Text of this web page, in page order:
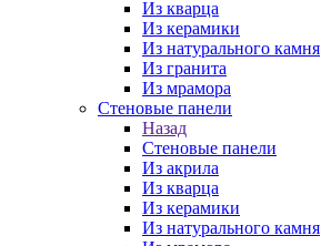
Из кварца
Из керамики
Из натурального камня
Из гранита
Из мрамора
Стеновые панели
Назад
Стеновые панели
Из акрила
Из кварца
Из керамики
Из натурального камня